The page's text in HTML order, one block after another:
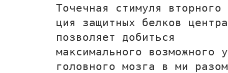
Точечная стимуля­
ция защитных белков
позволяет добиться
максимального возможного
головного мозга в ми­